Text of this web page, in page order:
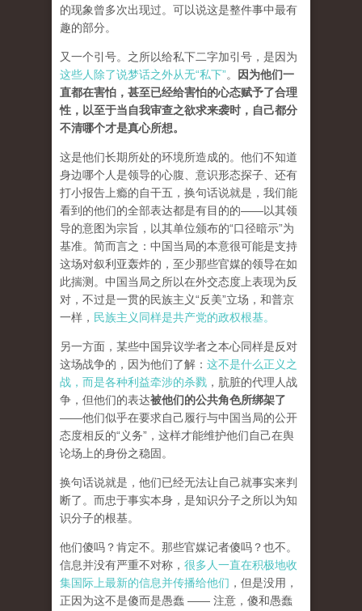
的现象曾多次出现过。可以说这是整件事中最有
趣的部分。
又一个引号。之所以给私下二字加引号，是因为
这些人除了说梦话之外从无“私下”。
因为他们一
直都在害怕，甚至已经给害怕的心态赋予了合理
性，以至于当自我审查之欲求来袭时，自己都分
不清哪个才是真心所想。
这是他们长期所处的环境所造成的。他们不知道
身边哪个人是领导的心腹、意识形态探子、还有
打小报告上瘾的自干五，换句话说就是，我们能
看到的他们的全部表达都是有目的的——以其领
导的意图为宗旨，以其单位颁布的“口径暗示”为
基准。简而言之：中国当局的本意很可能是支持
这场对叙利亚轰炸的，至少那些官媒的领导在如
此揣测。中国当局之所以在外交态度上表现为反
对，不过是一贯的民族主义“反美”立场，和普京
一样， 民族主义同样是共产党的政权根基。
另一方面，某些中国异议学者之本心同样是反对
这场战争的，因为他们了解： 这不是什么正义之
战，而是各种利益牵涉的杀戮 ，肮脏的代理人战
争，但他们的表达被他们的公共角色所绑架了
——他们似乎在要求自己履行与中国当局的公开
态度相反的“义务”，这样才能维护他们自己在舆
论场上的身份之稳固。
换句话说就是，他们已经无法让自己就事实来判
断了。而忠于事实本身，是知识分子之所以为知
识分子的根基。
他们傻吗？肯定不。那些官媒记者傻吗？也不。
信息并没有严重不对称， 很多人一直在积极地收
集国际上最新的信息并传播给他们 ，但是没用，
正因为这不是傻而是愚蠢 —— 注意，傻和愚蠢